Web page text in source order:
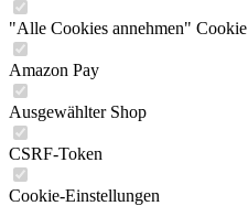
"Alle Cookies annehmen" Cookie
Amazon Pay
Ausgewählter Shop
CSRF-Token
Cookie-Einstellungen